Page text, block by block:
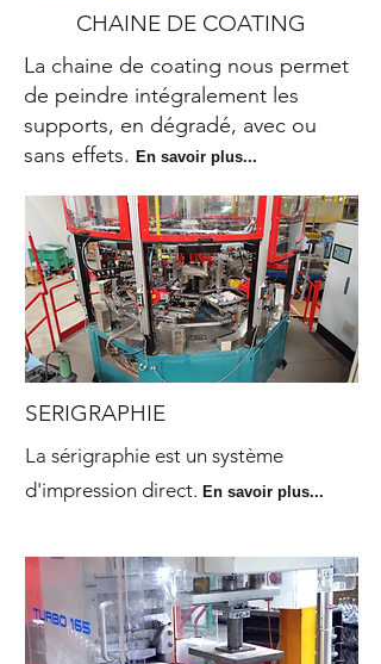
CHAINE DE COATING
La chaine de coating nous permet
de peindre intégralement les
supports, en dégradé, avec ou
sans effets. En savoir plus...
SERIGRAPHIE
La sérigraphie est un système
d'impression direct. En savoir plus...